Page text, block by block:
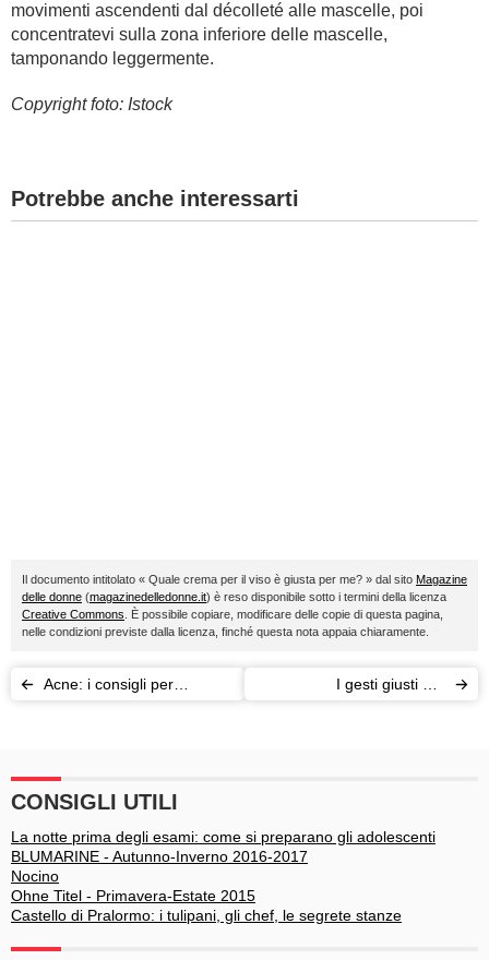
movimenti ascendenti dal décolleté alle mascelle, poi
concentratevi sulla zona inferiore delle mascelle,
tamponando leggermente.
Copyright foto: Istock
Potrebbe anche interessarti
Il documento intitolato « Quale crema per il viso è giusta per me? » dal sito Magazine
delle donne (magazinedelledonne.it) è reso disponibile sotto i termini della licenza
Creative Commons . È possibile copiare, modificare delle copie di questa pagina,
nelle condizioni previste dalla licenza, finché questa nota appaia chiaramente.
Acne: i consigli per
I gesti giusti per
CONSIGLI UTILI
La notte prima degli esami: come si preparano gli adolescenti
BLUMARINE - Autunno-Inverno 2016-2017
Nocino
Ohne Titel - Primavera-Estate 2015
Castello di Pralormo: i tulipani, gli chef, le segrete stanze